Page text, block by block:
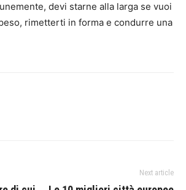
devi starne alla larga se vuoi
rimetterti in forma e condurre una
Next article